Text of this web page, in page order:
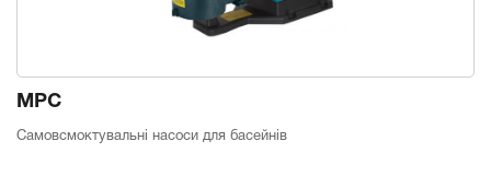
MPC
Самовсмоктувальні насоси для басейнів